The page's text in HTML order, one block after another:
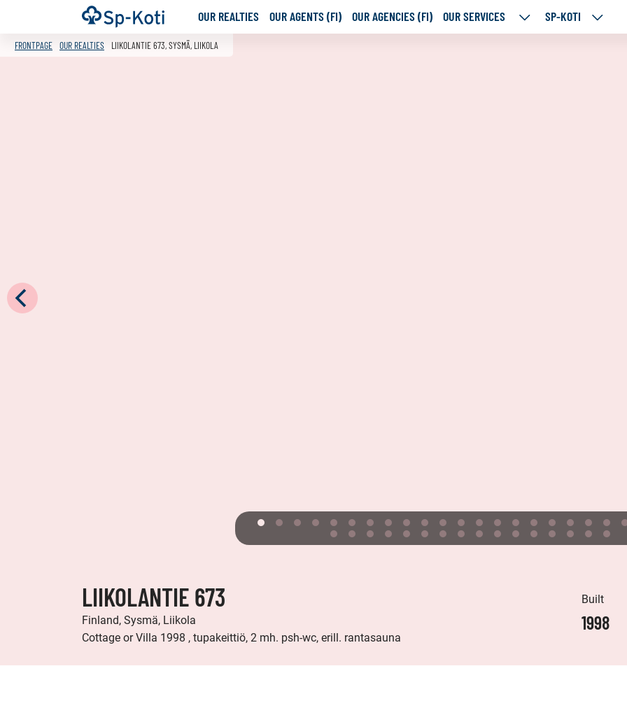
Go
to
content
Frontpage OUR REALTIES OUR AGENTS (FI) OUR AGENCIES (FI) OUR SERVICES
OUR
SP-KOTI
SP-
FRONTPAGE OUR REALTIES LIIKOLANTIE 673, SYSMÄ, LIIKOLA
LIIKOLANTIE 673
Finland, Sysmä, Liikola
Cottage or Villa 1998 , tupakeittiö, 2 mh. psh-wc, erill. rantasauna
Built
1998